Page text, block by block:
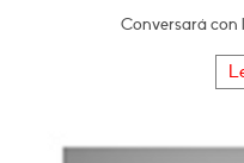
Conversará con